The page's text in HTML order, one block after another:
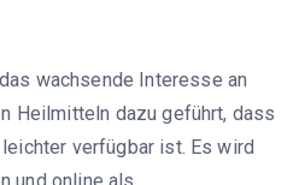
wachsende Interesse an
Heilmitteln dazu geführt, dass
verfügbar ist. Es wird